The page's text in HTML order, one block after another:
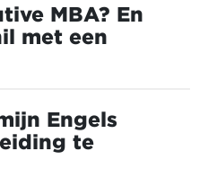
MBA? En
met een
ten opzichte van
Engels
te